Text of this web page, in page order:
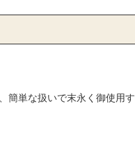
簡単な扱いで末永く御使用す